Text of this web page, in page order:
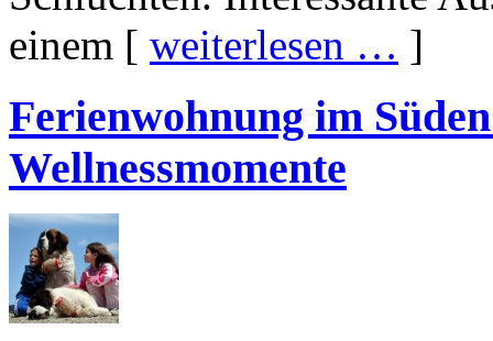
einem [ weiterlesen … ]
Ferienwohnung im
Wellnessmomente